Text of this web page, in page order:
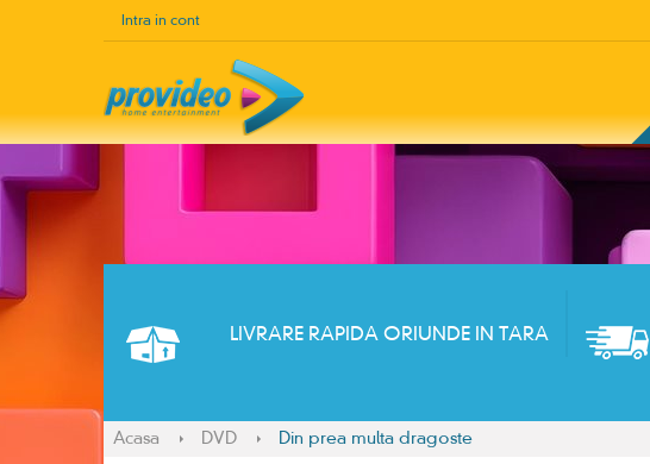
Intra in cont
LIVRARE RAPIDA ORIUNDE IN TARA
Acasa DVD Din prea multa dragoste